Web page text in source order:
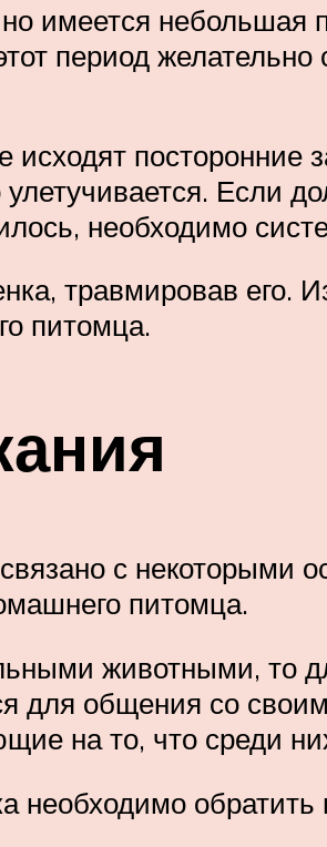
имеется
период
посторонние
Если
необходимо
травмировав его.
питомца.
с некоторыми
питомца.
животными, то
для общения со
на то, что среди